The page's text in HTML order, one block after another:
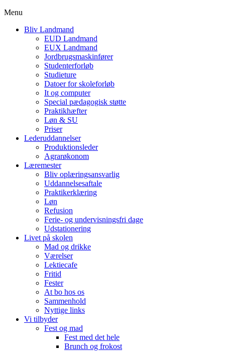
Menu
Bliv Landmand
EUD Landmand
EUX Landmand
Jordbrugsmaskinfører
Studenterforløb
Studieture
Datoer for skoleforløb
It og computer
Special pædagogisk støtte
Praktikhæfter
Løn & SU
Priser
Lederuddannelser
Produktionsleder
Agrarøkonom
Læremester
Bliv oplæringsansvarlig
Uddannelsesaftale
Praktikerklæring
Løn
Refusion
Ferie- og undervisningsfri dage
Udstationering
Livet på skolen
Mad og drikke
Værelser
Lektiecafe
Fritid
Fester
At bo hos os
Sammenhold
Nyttige links
Vi tilbyder
Fest og mad
Fest med det hele
Brunch og frokost